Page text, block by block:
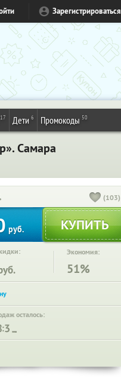
Зарегистрироваться
17 Дети 6 Промокоды 50
Самара
(103)
руб.
Экономия:
51%
осталось:
: